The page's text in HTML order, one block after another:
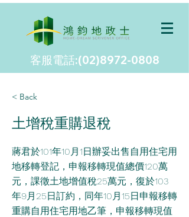
客服電話:(02)8972-0808
< Back
土增稅重購退稅
蔣君於101年10月1日辦妥出售自用住宅用
地移轉登記，申報移轉現值總價120萬
元，課徵土地增值稅25萬元，復於103
年9月25日訂約，同年10月15日申報移轉
重購自用住宅用地乙筆，申報移轉現值